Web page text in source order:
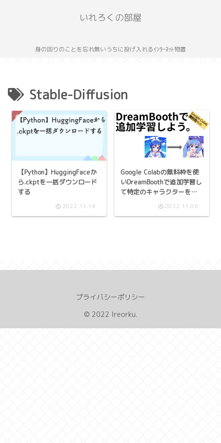
いれろくの部屋
身の回りのことを忘れ無いうちに投げ入れるｲﾝﾀｰﾈｯﾄ物置
Stable-Diffusion
【Python】HuggingFaceか
ら.ckptを一括ダウンロード
する
2022.11.14
Google Colabの無料枠を使
いDreamBoothで追加学習し
て特定のキャラクターを描
2022.11.06
プライバシーポリシー
© 2022 Ireorku.